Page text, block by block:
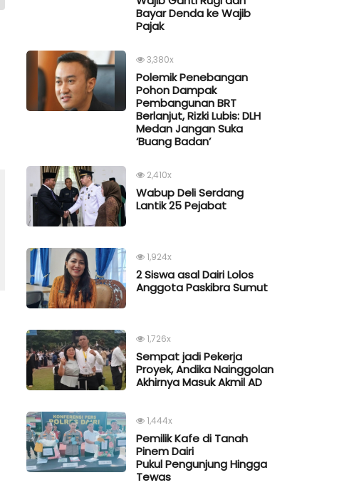
Bayar Denda ke Wajib
Pajak
3,380x
Polemik Penebangan
Pohon Dampak
Pembangunan BRT
Berlanjut, Rizki Lubis: DLH
Medan Jangan Suka
‘Buang Badan’
2,410x
Wabup Deli Serdang
Lantik 25 Pejabat
1,924x
2 Siswa asal Dairi Lolos
Anggota Paskibra Sumut
1,726x
Sempat jadi Pekerja
Proyek, Andika Nainggolan
Akhirnya Masuk Akmil AD
1,444x
Pemilik Kafe di Tanah
Pinem Dairi
Pukul Pengunjung Hingga
Tewas